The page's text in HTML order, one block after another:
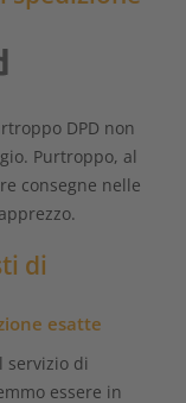
DPD non
Purtroppo, al
consegne nelle
di
esatte
servizio di
essere in